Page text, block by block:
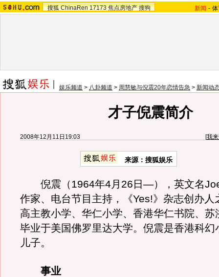
搜狐 ChinaRen 17173 焦点房地产 搜狗 新闻 -
娱乐频道 > 八卦频道 > 周慧敏与倪震20年恋情告急 > 新闻动
才子倪震简介
2008年12月11日19:03 [我
来源：搜狐娱乐
倪震（1964年4月26日—），英文名
作家、电台节目主持，《Yes!》杂志创办人
高主教小学、华仁小学、香港华仁书院、苏
毕业于美国佛罗里达大学。倪震是香港科幻
儿子。
事业